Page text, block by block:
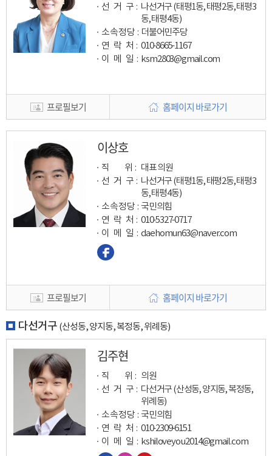
선 거 구 : 나선거구 (태평1동, 태평2동, 태평3
동, 태평4동)
소속정당 : 더불어민주당
연 락 처 : 010-8665-1167
이 메 일 : ksm2803@gmail.com
프로필보기 홈페이지 바로가기
이상호
직 위 : 대표 의원
선 거 구 : 나선거구 (태평1동, 태평2동, 태평3
동, 태평4동)
소속정당 : 국민의힘
연 락 처 : 010-5327-0717
이 메 일 : daehomun63@naver.com
프로필보기 홈페이지 바로가기
다선거구 (산성동, 양지동, 복정동, 위례동)
김주현
직 위 : 의원
선 거 구 : 다선거구 (산성동, 양지동, 복정동,
위례동)
소속정당 : 국민의힘
연 락 처 : 010-2309-6151
이 메 일 : kshiloveyou2014@gmail.com